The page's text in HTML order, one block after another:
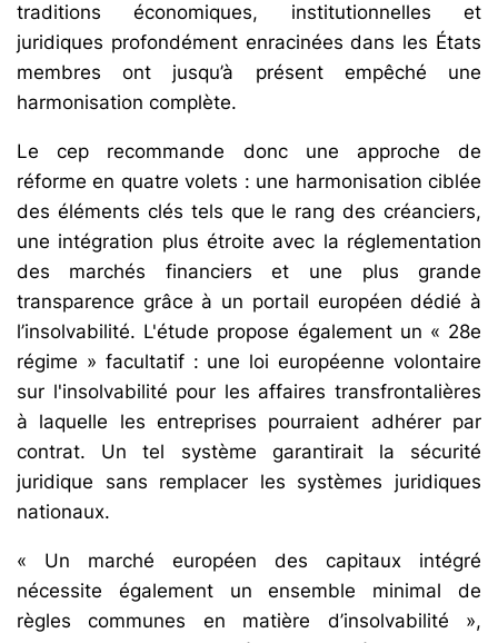
traditions économiques, institutionnelles et
juridiques profondément enracinées dans les États
membres ont jusqu’à présent empêché une
harmonisation complète.
Le cep recommande donc une approche de
réforme en quatre volets : une harmonisation ciblée
des éléments clés tels que le rang des créanciers,
une intégration plus étroite avec la réglementation
des marchés financiers et une plus grande
transparence grâce à un portail européen dédié à
l’insolvabilité. L'étude propose également un « 28e
régime » facultatif : une loi européenne volontaire
sur l'insolvabilité pour les affaires transfrontalières
à laquelle les entreprises pourraient adhérer par
contrat. Un tel système garantirait la sécurité
juridique sans remplacer les systèmes juridiques
nationaux.
« Un marché européen des capitaux intégré
nécessite également un ensemble minimal de
règles communes en matière d’insolvabilité »,